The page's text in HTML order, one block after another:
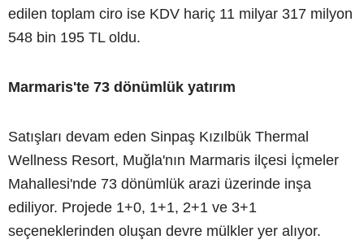
edilen toplam ciro ise KDV hariç 11 milyar 317 milyon
548 bin 195 TL oldu.
Marmaris'te 73 dönümlük yatırım
Satışları devam eden Sinpaş Kızılbük Thermal
Wellness Resort, Muğla'nın Marmaris ilçesi İçmeler
Mahallesi'nde 73 dönümlük arazi üzerinde inşa
ediliyor. Projede 1+0, 1+1, 2+1 ve 3+1
seçeneklerinden oluşan devre mülkler yer alıyor.